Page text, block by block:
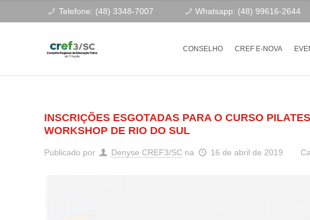
Telefone: (48) 3348-7007 Whatsapp: (48) 99616-2644
CONSELHO CREF E-NOVA
INSCRIÇÕES ESGOTADAS PARA O CURSO
WORKSHOP DE RIO DO SUL
Publicado por Denyse CREF3/SC na 16 de abril de 2019